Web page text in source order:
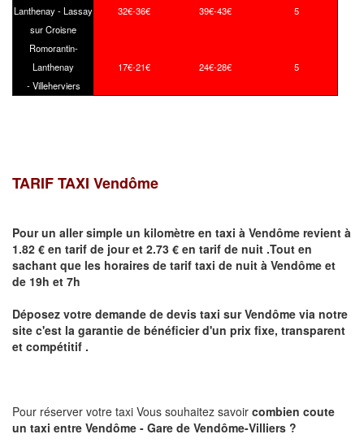
Lanthenay - Lassay
sur Croisne
32€-36€ 39€-43€ 5
Romorantin-
Lanthenay
- Villeherviers
17€-21€ 24€-28€ 5
TARIF TAXI Vendôme
Pour un aller simple un kilomètre en taxi à Vendôme revient à
1.82 € en tarif de jour et 2.73 € en tarif de nuit .Tout en
sachant que les horaires de tarif taxi de nuit à Vendôme et
de 19h et 7h
Déposez votre demande de devis taxi surVendôme via notre
site c'est la garantie de bénéficier d'un prix fixe, transparent
et compétitif .
Pour réserver votre taxi Vous souhaitez savoir combien coute
un taxi entre Vendôme - Gare de Vendôme-Villiers ?